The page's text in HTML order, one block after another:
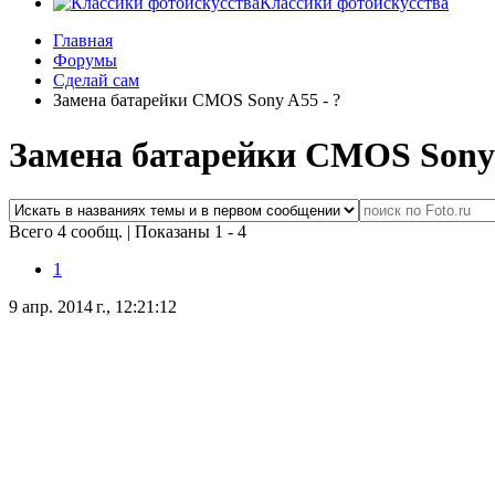
Главная
Форумы
Сделай сам
Замена батарейки CMOS Sony A55 - ?
Замена батарейки CMOS
Всего 4 сообщ. | Показаны 1 - 4
1
9 апр. 2014 г., 12:21:12